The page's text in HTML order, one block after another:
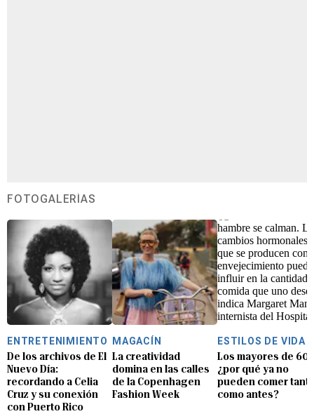
FOTOGALERÍAS
ENTRETENIMIENTO
De los archivos de El
Nuevo Día:
recordando a Celia
Cruz y su conexión
con Puerto Rico
MAGACÍN
La creatividad
domina en las calles
de la Copenhagen
Fashion Week
ESTILOS DE VIDA
Los mayores de 60:
¿por qué ya no
pueden comer
como antes?